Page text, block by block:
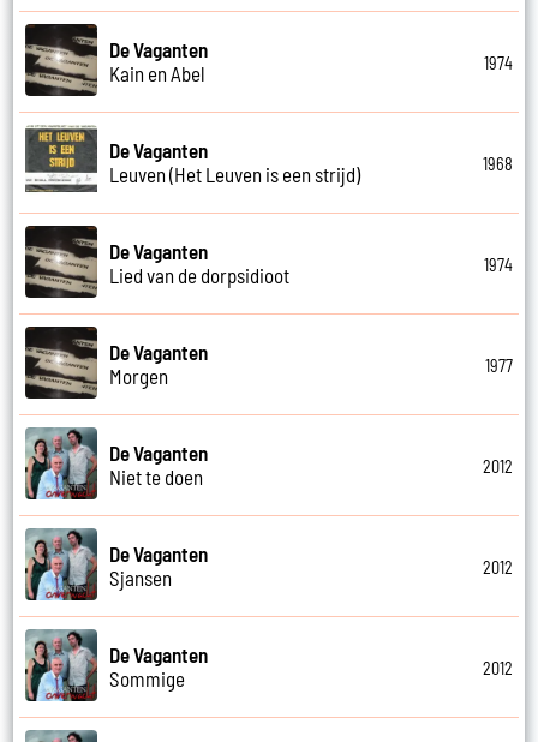
De Vaganten
Kain en Abel
1974
De Vaganten
Leuven (Het Leuven is een strijd)
1968
De Vaganten
Lied van de dorpsidioot
1974
De Vaganten
Morgen
1977
De Vaganten
Niet te doen
2012
De Vaganten
Sjansen
2012
De Vaganten
Sommige
2012